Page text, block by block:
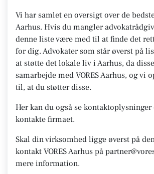
Vi har samlet en oversigt over de
Aarhus. Hvis du mangler
denne liste være med til at finde det
for dig. Advokater som står øverst på
at støtte det lokale liv i Aarhus, da
samarbejde med VORES Aarhus, og vi
til, at du støtter disse.
Her kan du også se
kontakte firmaet.
Skal din virksomhed ligge øverst på
kontakt VORES Aarhus på
mere information.